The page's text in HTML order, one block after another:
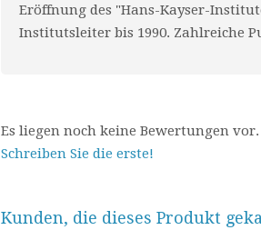
Eröffnung des "Hans-Kayser-
Institutsleiter bis 1990. Zahlreiche
Es liegen noch keine Bewertungen vor.
Schreiben Sie die erste!
Kunden, die dieses Produkt